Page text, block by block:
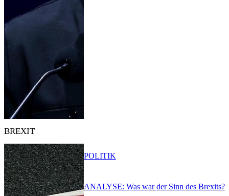
BREXIT
ANALYSE: Was war der Sinn des Brexits?
POLITIK